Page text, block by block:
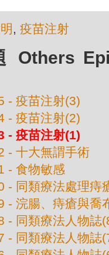
, 疫苗注射
Others
- 疫苗注射(3)
- 疫苗注射(2)
- 疫苗注射(1)
- 十大無謂手術
- 食物敏感
- 同類療法處理痔
- 浣腸、痔瘡與喬
- 同類療法人物誌
- 同類療法人物誌